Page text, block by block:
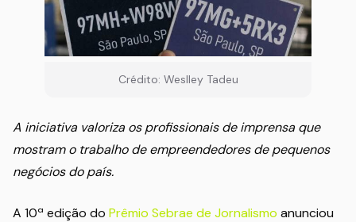
Crédito: Weslley Tadeu
A iniciativa valoriza os profissionais de imprensa que
mostram o trabalho de empreendedores de pequenos
negócios do país.
A 10ª edição do Prêmio Sebrae de Jornalismo anunciou